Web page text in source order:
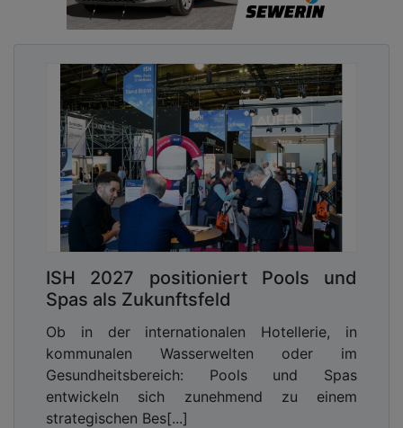
ISH 2027 positioniert Pools und
Spas als Zukunftsfeld
Ob in der internationalen Hotellerie, in
kommunalen Wasserwelten oder im
Gesundheitsbereich: Pools und Spas
entwickeln sich zunehmend zu einem
strategischen Bes[...]